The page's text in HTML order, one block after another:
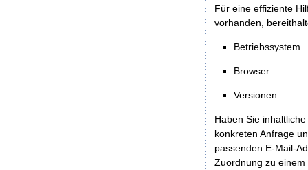
Für eine effiziente
vorhanden,
Betriebssystem
Browser
Versionen
Haben Sie
konkreten Anfrage
passenden E-Mail-
Zuordnung zu